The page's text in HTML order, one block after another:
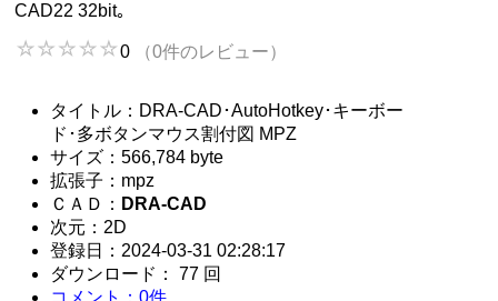
CAD22 32bit｡
0 （0件のレビュー）
タイトル：DRA-CAD･AutoHotkey･キーボー
ド･多ボタンマウス割付図 MPZ
サイズ：566,784 byte
拡張子：mpz
ＣＡＤ： DRA-CAD
次元：2D
登録日：2024-03-31 02:28:17
ダウンロード： 77 回